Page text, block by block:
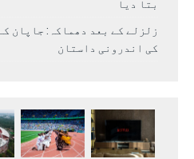
بتا دیا
زلزلے کے بعد دھماکہ: جاپان
کی اندرونی داستان